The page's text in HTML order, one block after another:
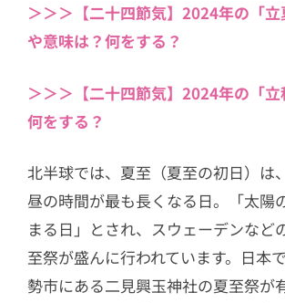
＞＞＞【二十四節気】2024年の「
や意味は？何をする？
＞＞＞【二十四節気】2024年の「立
何をする？
北半球では、夏至（夏至の初日）は
昼の時間が最も長くなる日。「太陽
まる日」とされ、スウェーデンなど
至祭が盛んに行われています。日本
勢市にある二見興玉神社の夏至祭が